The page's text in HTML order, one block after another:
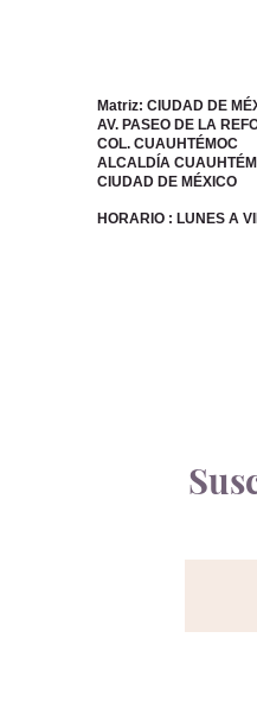
Matriz: CIUDAD DE
AV. PASEO DE LA
COL. CUAUHTÉMOC
ALCALDÍA
CIUDAD DE MÉXICO
HORARIO : LUNES A